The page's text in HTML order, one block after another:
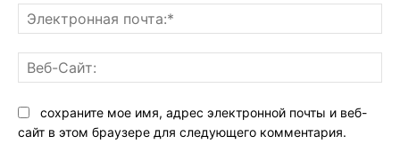
сохраните мое имя, адрес электронной почты и веб-
сайт в этом браузере для следующего комментария.